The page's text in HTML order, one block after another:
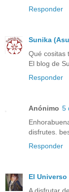
Responder
Sunika
Qué cositas
El blog de
Responder
Anónimo 5
disfrutes.
Responder
El Universo